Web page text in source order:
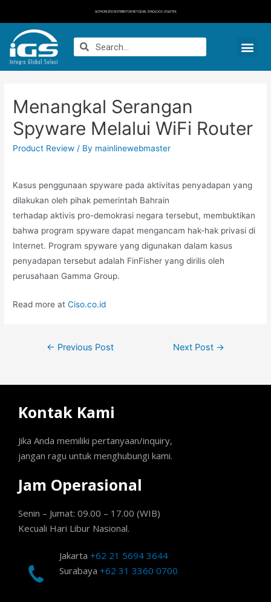
AUTHORIZED DISTRIBUTOR NETGEAR, SYNOLOGY, VOLKTEK
Menangkal Serangan
Spyware Melalui WiFi Router
Product Review / By mainlinewebmaster
Kasus penggunaan spyware pada aktivitas penyadapan yang
dilakukan oleh pihak pemerintah Bahrain
terhadap aktivis pro-demokrasi negara tersebut, membuktikan
bahwa program spyware dapat mengancam hak-hak privasi di
Internet. Program spyware yang digunakan dalam kasus
penyadapan tersebut adalah FinFisher yang dirilis oleh
perusahaan Gamma Group.
Read more atCiso.co.id
← Previous Post Next Post →
Kontak Kami
Jika Anda memiliki pertanyaan/inquiry,
jangan ragu untuk menghubungi kami.
Jam Operasional
Senin – Jumat: 09.00 – 17.00 (WIB)
Kecuali Hari Libur Nasional.
Jakarta +62 21 5694 3644
Surabaya +62 31 3360 0700